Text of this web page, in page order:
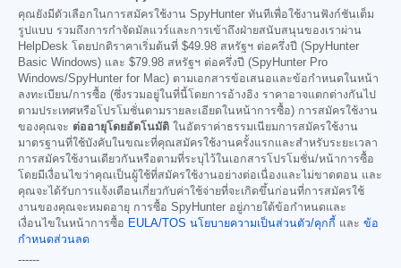
คุณยังมีตัวเลือกในการสมัครใช้งาน SpyHunter ทันทีเพื่อใช้งานฟังก์ชันเต็ม
รูปแบบ รวมถึงการกำจัดมัลแวร์และการเข้าถึงฝ่ายสนับสนุนของเราผ่าน
HelpDesk โดยปกติราคาเริ่มต้นที่ $49.98 สหรัฐฯ ต่อครึ่งปี (SpyHunter
Basic Windows) และ $79.98 สหรัฐฯ ต่อครึ่งปี (SpyHunter Pro
Windows/SpyHunter for Mac) ตามเอกสารข้อเสนอและข้อกำหนดในหน้า
ลงทะเบียน/การซื้อ (ซึ่งรวมอยู่ในที่นี้โดยการอ้างอิง ราคาอาจแตกต่างกันไป
ตามประเทศหรือโปรโมชั่นตามรายละเอียดในหน้าการซื้อ) การสมัครใช้งาน
ของคุณจะ ต่ออายุโดยอัตโนมัติ ในอัตราค่าธรรมเนียมการสมัครใช้งาน
มาตรฐานที่ใช้บังคับในขณะที่คุณสมัครใช้งานครั้งแรกและสำหรับระยะเวลา
การสมัครใช้งานเดียวกันหรือตามที่ระบุไว้ในเอกสารโปรโมชั่น/หน้าการซื้อ
โดยมีเงื่อนไขว่าคุณเป็นผู้ใช้ที่สมัครใช้งานอย่างต่อเนื่องและไม่ขาดตอน และ
คุณจะได้รับการแจ้งเตือนเกี่ยวกับค่าใช้จ่ายที่จะเกิดขึ้นก่อนที่การสมัครใช้
งานของคุณจะหมดอายุ การซื้อ SpyHunter อยู่ภายใต้ข้อกำหนดและ
เงื่อนไขในหน้าการซื้อ EULA/TOS นโยบายความเป็นส่วนตัว/คุกกี้ และ ข้อ
กำหนดส่วนลด
------